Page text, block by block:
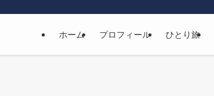
ホーム プロフィール ひとり旅